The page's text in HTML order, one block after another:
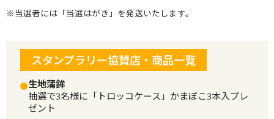
※当選者には「当選はがき」を発送いたします。
スタンプラリー協賛店・商品一覧
生地蒲鉾
抽選で3名様に「トロッコケース」かまぼこ3本入プレ
ゼント